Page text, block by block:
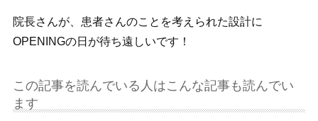
院長さんが、患者さんのことを考えられた設計に
OPENINGの日が待ち遠しいです！
この記事を読んでいる人はこんな記事も読んでい
ます